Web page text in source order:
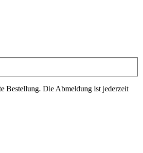
Bestellung. Die Abmeldung ist jederzeit